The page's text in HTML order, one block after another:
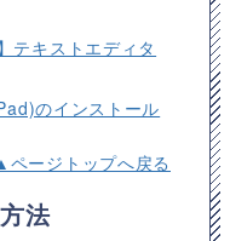
テキストエディタ
のインストール
ページトップへ戻る
法